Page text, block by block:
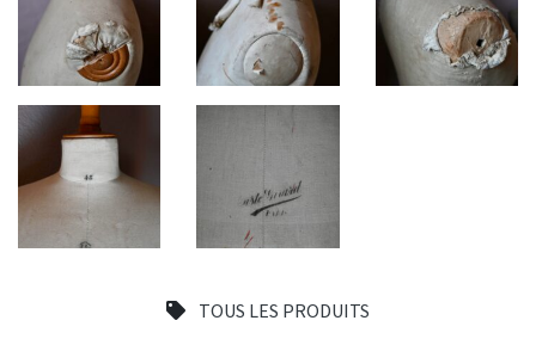
TOUS LES PRODUITS